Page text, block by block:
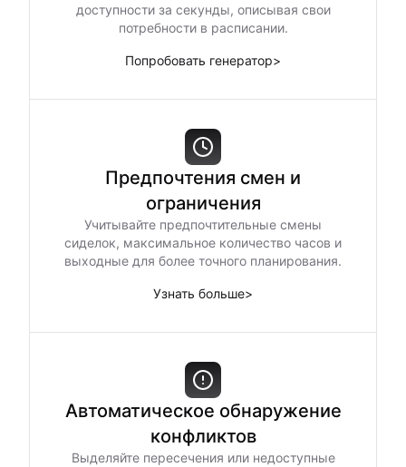
доступности за секунды, описывая свои
потребности в расписании.
Попробовать генератор>
Предпочтения смен и
ограничения
Учитывайте предпочтительные смены
сиделок, максимальное количество часов и
выходные для более точного планирования.
Узнать больше>
Автоматическое обнаружение
конфликтов
Выделяйте пересечения или недоступные